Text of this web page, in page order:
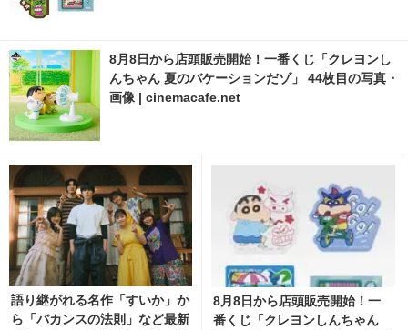
8月8日から店頭販売開始！一番くじ「クレヨンし
んちゃん 夏のバケーションだゾ」 44枚目の写真・
画像 | cinemacafe.net
語り継がれる名作「すいか」か
ら「バカンスの法則」など最新
8月8日から店頭販売開始！一
番くじ「クレヨンしんちゃん